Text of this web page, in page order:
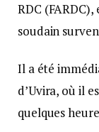
RDC
soudain
Il a été
d’Uvira, où il
quelques